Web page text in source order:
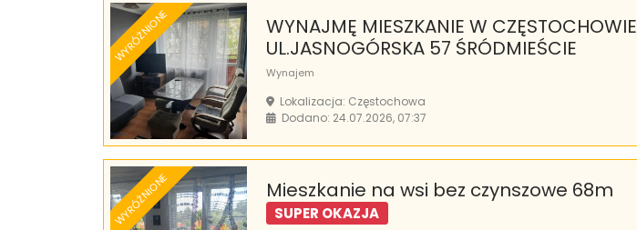
WYRÓŻNIONE
WYNAJMĘ MIESZKANIE W CZĘSTOCHOWIE
UL.JASNOGÓRSKA 57 ŚRÓDMIEŚCIE
Wynajem
Lokalizacja: Częstochowa
Dodano: 24.07.2026, 07:37
WYRÓŻNIONE Mieszkanie na wsi bez czynszowe 68m
SUPER OKAZJA